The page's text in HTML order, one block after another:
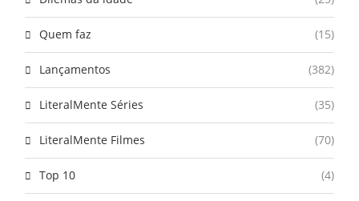
Quem faz (15)
Lançamentos (382)
LiteralMente Séries (35)
LiteralMente Filmes (70)
Top 10 (4)